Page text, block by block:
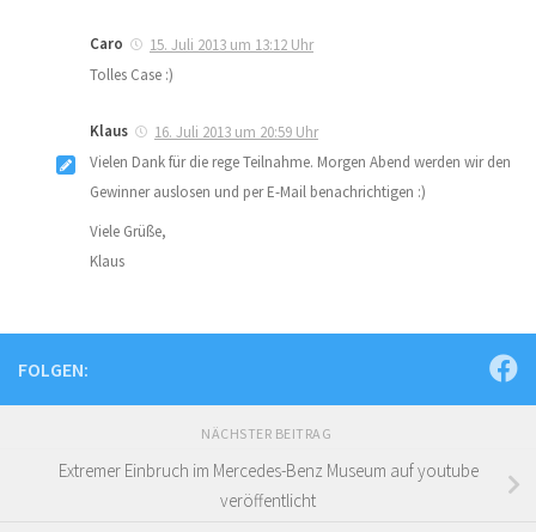
Caro
15. Juli 2013 um 13:12 Uhr
Tolles Case :)
Klaus
16. Juli 2013 um 20:59 Uhr
Vielen Dank für die rege Teilnahme. Morgen Abend werden wir den
Gewinner auslosen und per E-Mail benachrichtigen :)
Viele Grüße,
Klaus
FOLGEN:
NÄCHSTER BEITRAG
Extremer Einbruch im Mercedes-Benz Museum auf youtube
veröffentlicht